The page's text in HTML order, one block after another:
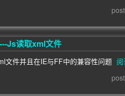
Js读取xml文件
文件并且在IE与FF中的兼容性问题